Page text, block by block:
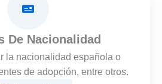
De Nacionalidad
la nacionalidad española o
de adopción, entre otros.